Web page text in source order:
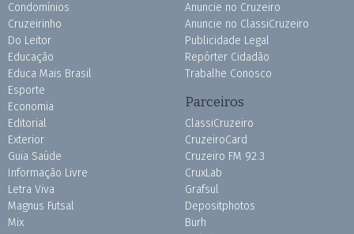
Condomínios
Cruzeirinho
Do Leitor
Educação
Educa Mais Brasil
Esporte
Economia
Editorial
Exterior
Guia Saúde
Informação Livre
Letra Viva
Magnus Futsal
Mix
Anuncie no Cruzeiro
Anuncie no ClassiCruzeiro
Publicidade Legal
Repórter Cidadão
Trabalhe Conosco
Parceiros
ClassiCruzeiro
CruzeiroCard
Cruzeiro FM 92.3
CruxLab
Grafsul
Depositphotos
Burh